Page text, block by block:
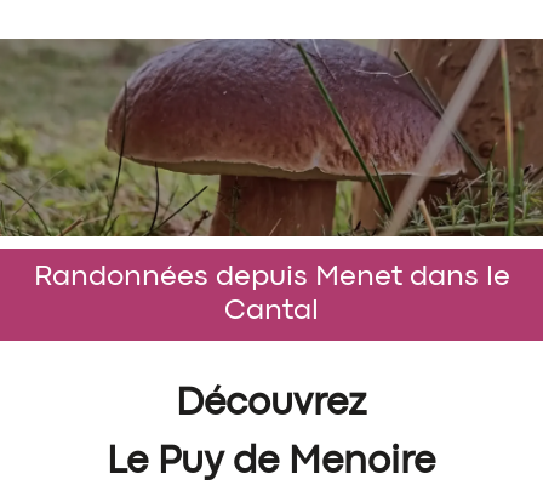
Randonnées depuis Menet dans le
Cantal
Découvrez
Le Puy de Menoire